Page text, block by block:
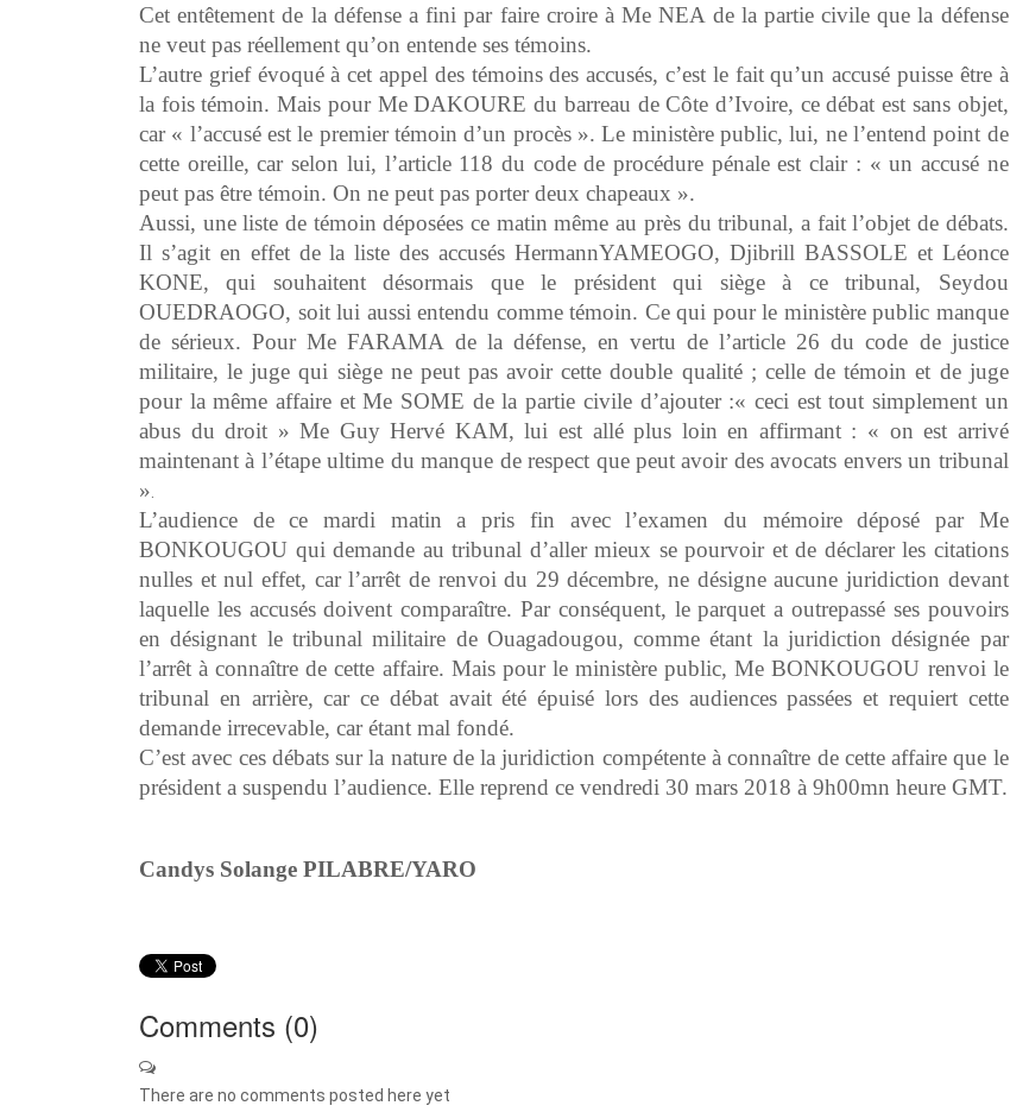
Cet entêtement de la défense a fini par faire croire à Me NEA de la partie civile que la défense
ne veut pas réellement qu’on entende ses témoins.
L’autre grief évoqué à cet appel des témoins des accusés, c’est le fait qu’un accusé puisse être à
la fois témoin. Mais pour Me DAKOURE du barreau de Côte d’Ivoire, ce débat est sans objet,
car « l’accusé est le premier témoin d’un procès ». Le ministère public, lui, ne l’entend point de
cette oreille, car selon lui, l’article 118 du code de procédure pénale est clair : « un accusé ne
peut pas être témoin. On ne peut pas porter deux chapeaux ».
Aussi, une liste de témoin déposées ce matin même au près du tribunal, a fait l’objet de débats.
Il s’agit en effet de la liste des accusés HermannYAMEOGO, Djibrill BASSOLE et Léonce
KONE, qui souhaitent désormais que le président qui siège à ce tribunal, Seydou
OUEDRAOGO, soit lui aussi entendu comme témoin. Ce qui pour le ministère public manque
de sérieux. Pour Me FARAMA de la défense, en vertu de l’article 26 du code de justice
militaire, le juge qui siège ne peut pas avoir cette double qualité ; celle de témoin et de juge
pour la même affaire et Me SOME de la partie civile d’ajouter :« ceci est tout simplement un
abus du droit » Me Guy Hervé KAM, lui est allé plus loin en affirmant : « on est arrivé
maintenant à l’étape ultime du manque de respect que peut avoir des avocats envers un tribunal
».
L’audience de ce mardi matin a pris fin avec l’examen du mémoire déposé par Me
BONKOUGOU qui demande au tribunal d’aller mieux se pourvoir et de déclarer les citations
nulles et nul effet, car l’arrêt de renvoi du 29 décembre, ne désigne aucune juridiction devant
laquelle les accusés doivent comparaître. Par conséquent, le parquet a outrepassé ses pouvoirs
en désignant le tribunal militaire de Ouagadougou, comme étant la juridiction désignée par
l’arrêt à connaître de cette affaire. Mais pour le ministère public, Me BONKOUGOU renvoi le
tribunal en arrière, car ce débat avait été épuisé lors des audiences passées et requiert cette
demande irrecevable, car étant mal fondé.
C’est avec ces débats sur la nature de la juridiction compétente à connaître de cette affaire que le
président a suspendu l’audience. Elle reprend ce vendredi 30 mars 2018 à 9h00mn heure GMT.
Candys Solange PILABRE/YARO
Comments (0)
There are no comments posted here yet